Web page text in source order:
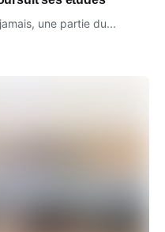
une partie du...